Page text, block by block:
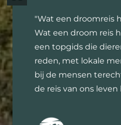
"Wat een droomreis
Wat een droom reis
een topgids die
reden, met lokale
bij de mensen
de reis van ons